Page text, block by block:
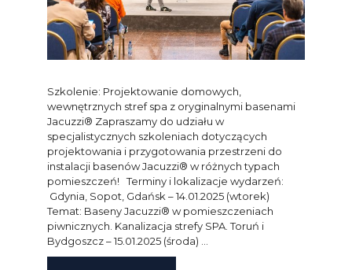
Szkolenie: Projektowanie domowych,
wewnętrznych stref spa z oryginalnymi basenami
Jacuzzi® Zapraszamy do udziału w
specjalistycznych szkoleniach dotyczących
projektowania i przygotowania przestrzeni do
instalacji basenów Jacuzzi® w różnych typach
pomieszczeń! Terminy i lokalizacje wydarzeń:
Gdynia, Sopot, Gdańsk – 14.01.2025 (wtorek)
Temat: Baseny Jacuzzi® w pomieszczeniach
piwnicznych. Kanalizacja strefy SPA. Toruń i
Bydgoszcz – 15.01.2025 (środa) …